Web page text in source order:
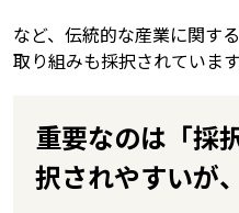
など、伝統的な産業に関す
取り組みも採択されています
重要なのは「採
択されやすいが